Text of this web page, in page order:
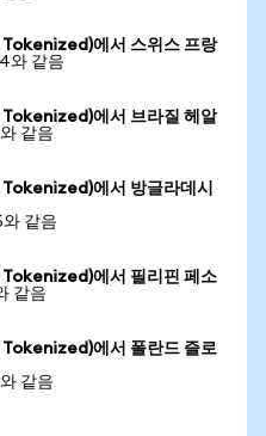
에서 스위스 프랑
와 같음
에서 브라질 헤알
같음
에서 방글라데시
같음
에서 필리핀 페소
같음
에서 폴란드 즐로
같음